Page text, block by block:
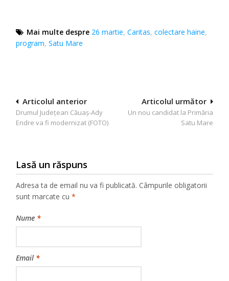
Mai multe despre 26 martie,Caritas,colectare haine,
program,Satu Mare
Navigare
în
Articolul următor
Un nou candidat la Primăria
Satu Mare
Articolul anterior
Drumul Județean Căuaș-Ady
Endre va fi modernizat (FOTO)
Lasă un răspuns
Adresa ta de email nu va fi publicată. Câmpurile obligatorii
sunt marcate cu*
Nume *
Email *